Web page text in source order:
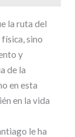
la ruta del
sino
y
de la
en esta
en la vida
le ha